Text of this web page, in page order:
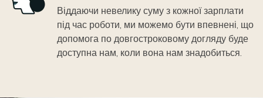
Віддаючи невелику суму з кожної зарплати
під час роботи, ми можемо бути впевнені, що
допомога по довгостроковому догляду буде
доступна нам, коли вона нам знадобиться.